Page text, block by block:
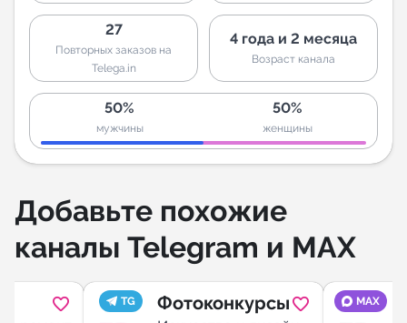
27
Повторных заказов на
Telega.in
4 года и 2 месяца
Возраст канала
50%
мужчины
50%
женщины
Добавьте похожие
каналы Telegram и MAX
TG Фотоконкурсы MAX